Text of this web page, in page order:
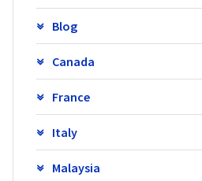
Blog
Canada
France
Italy
Malaysia